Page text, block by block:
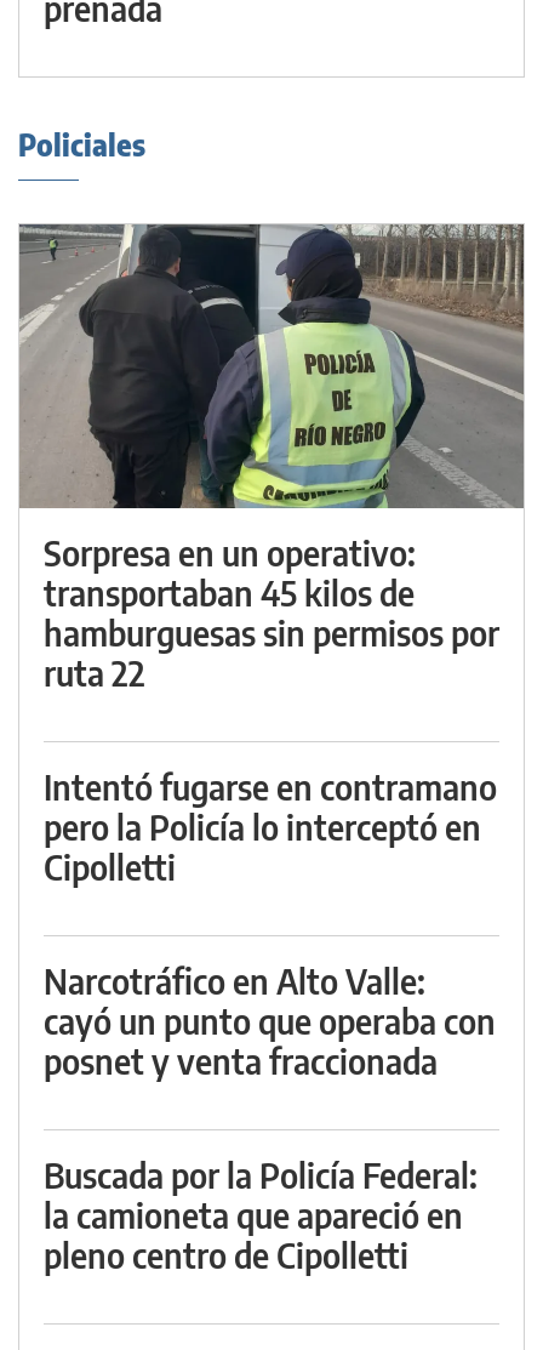
Policiales
Sorpresa en un operativo:
transportaban 45 kilos de
hamburguesas sin permisos por
ruta 22
Intentó fugarse en contramano
pero la Policía lo interceptó en
Cipolletti
Narcotráfico en Alto Valle:
cayó un punto que operaba con
posnet y venta fraccionada
Buscada por la Policía Federal:
la camioneta que apareció en
pleno centro de Cipolletti